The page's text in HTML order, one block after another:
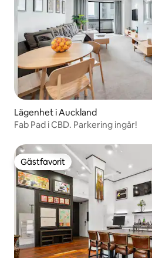
Lägenhet i Auckland
Fab Pad i CBD. Parkering ingår!
Gästfavorit
Gästfavorit